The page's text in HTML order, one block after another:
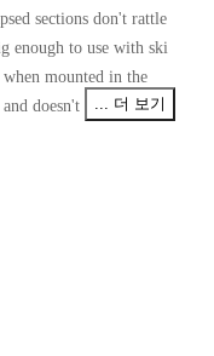
sections don't rattle
enough to use with ski
mounted in the
doesn't look like it
... 더 보기